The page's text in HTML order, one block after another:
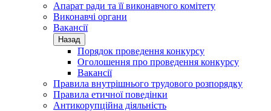
Апарат ради та її виконавчого комітету
Виконавчі органи
Вакансії
Назад
Порядок проведення конкурсу
Оголошення про проведення конкурсу
Вакансії
Правила внутрішнього трудового розпорядку
Правила етичної поведінки
Антикорупційна діяльність